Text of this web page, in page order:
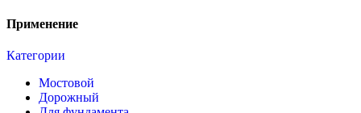
Применение
Категории
Мостовой
Дорожный